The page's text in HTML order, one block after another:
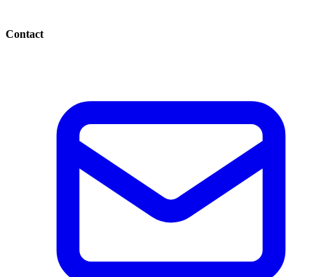
Contact